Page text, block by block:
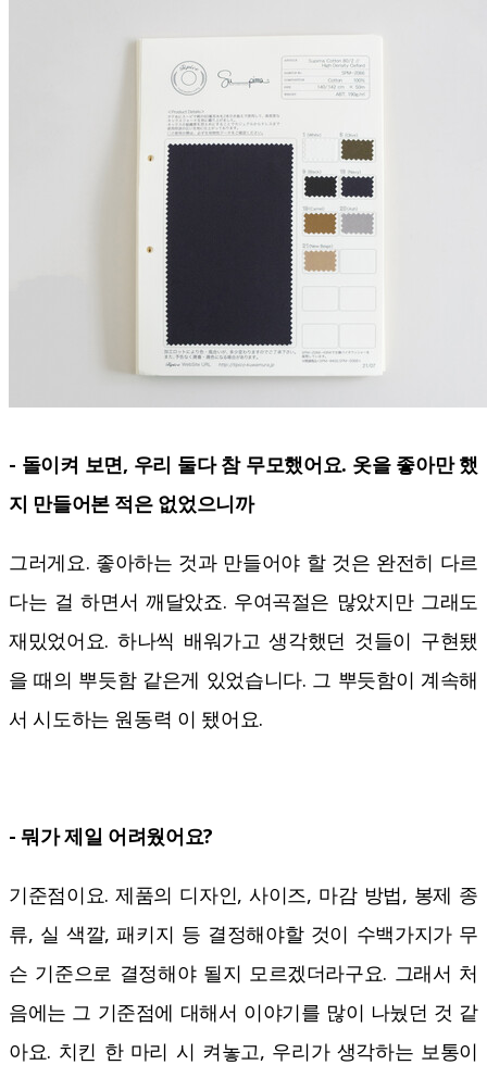
- 돌이켜 보면, 우리 둘다 참 무모했어요. 옷을 좋아만 했
지 만들어본 적은 없었으니까
그러게요. 좋아하는 것과 만들어야 할 것은 완전히 다르
다는 걸 하면서 깨달았죠. 우여곡절은 많았지만 그래도
재밌었어요. 하나씩 배워가고 생각했던 것들이 구현됐
을 때의 뿌듯함 같은게 있었습니다. 그 뿌듯함이 계속해
서 시도하는 원동력 이 됐어요.
- 뭐가 제일 어려웠어요?
기준점이요. 제품의 디자인, 사이즈, 마감 방법, 봉제 종
류, 실 색깔, 패키지 등 결정해야할 것이 수백가지가 무
슨 기준으로 결정해야 될지 모르겠더라구요. 그래서 처
음에는 그 기준점에 대해서 이야기를 많이 나눴던 것 같
아요. 치킨 한 마리 시 켜놓고, 우리가 생각하는 보통이